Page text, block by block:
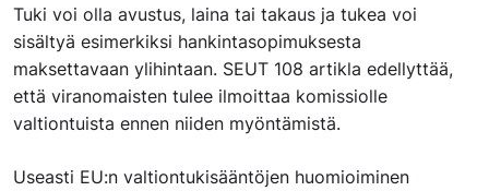
Tuki voi olla avustus, laina tai takaus ja tukea voi
sisältyä esimerkiksi hankintasopimuksesta
maksettavaan ylihintaan. SEUT 108 artikla edellyttää,
että viranomaisten tulee ilmoittaa komissiolle
valtiontuista ennen niiden myöntämistä.
Useasti EU:n valtiontukisääntöjen huomioiminen